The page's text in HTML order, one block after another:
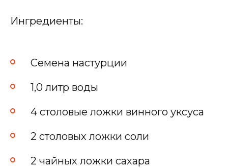
Ингредиенты:
Семена настурции
1,0 литр воды
4 столовые ложки винного уксуса
2 столовых ложки соли
2 чайных ложки сахара